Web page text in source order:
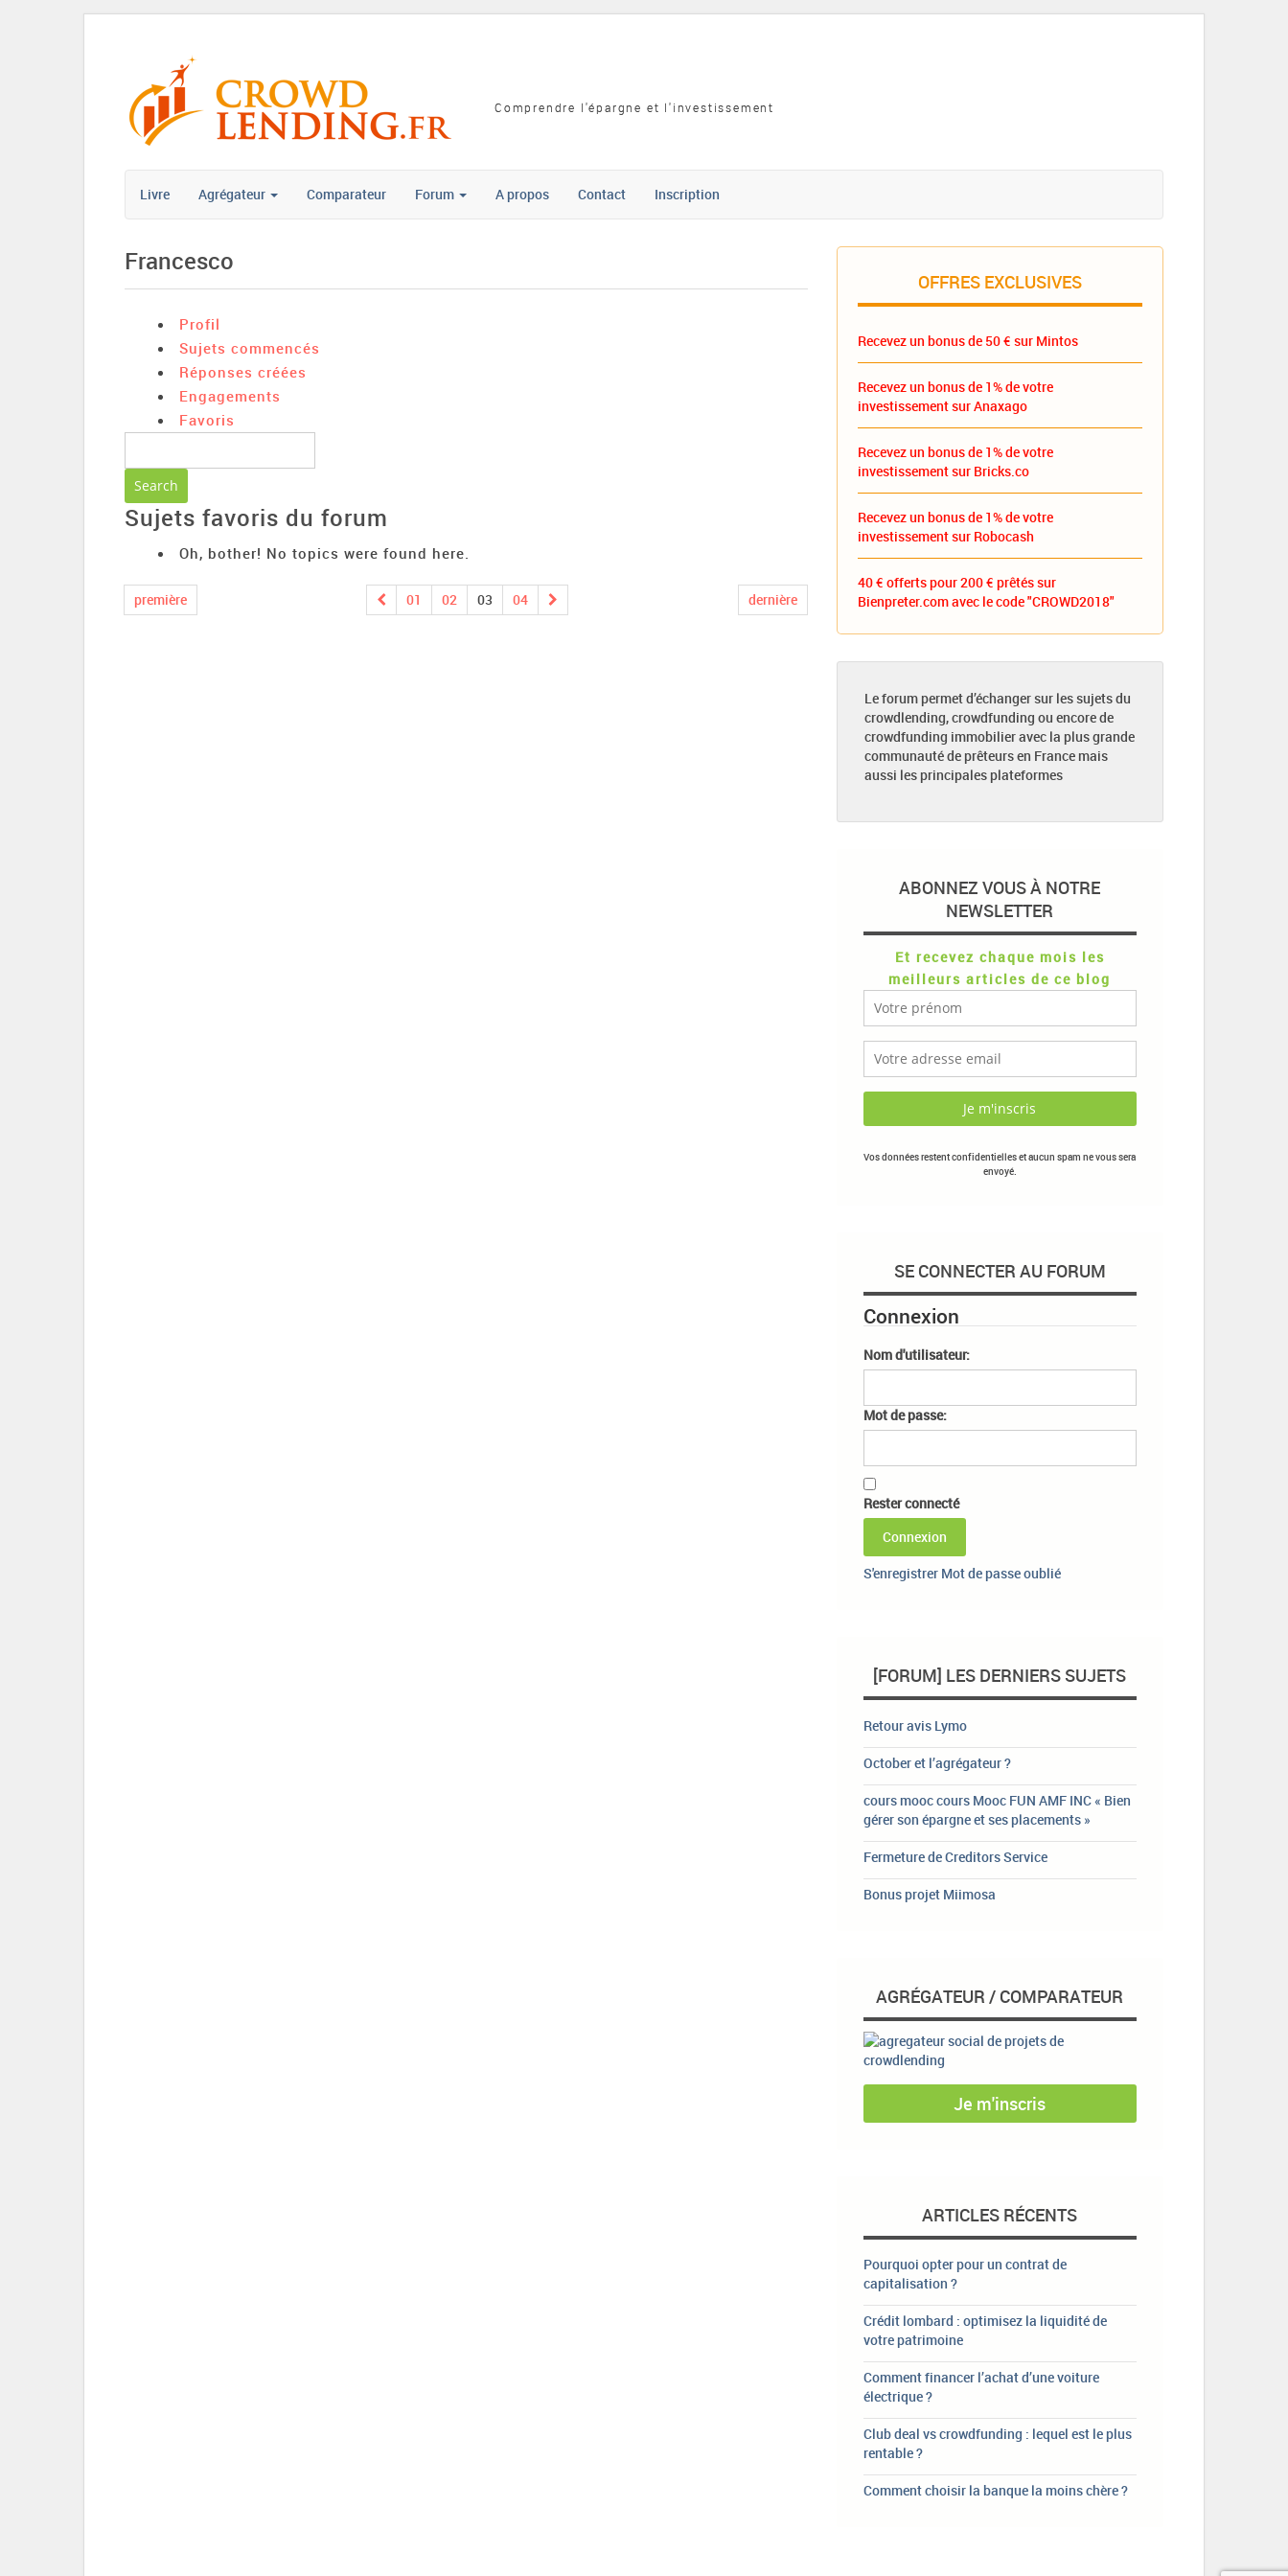
Comprendre l'épargne et l'investissement
Livre Agrégateur Comparateur Forum A propos Contact Inscription
Francesco
Profil
Sujets commencés
Réponses créées
Engagements
Favoris
Sujets favoris du forum
Oh, bother! No topics were found here.
première 01 02 03 04 dernière
OFFRES EXCLUSIVES
Recevez un bonus de 50 € sur Mintos
Recevez un bonus de 1% de votre
investissement sur Anaxago
Recevez un bonus de 1% de votre
investissement sur Bricks.co
Recevez un bonus de 1% de votre
investissement sur Robocash
40 € offerts pour 200 € prêtés sur
Bienpreter.com avec le code "CROWD2018"
Le forum permet d’échanger sur les sujets du
crowdlending, crowdfunding ou encore de
crowdfunding immobilier avec la plus grande
communauté de prêteurs en France mais
aussi les principales plateformes
ABONNEZ VOUS À NOTRE
NEWSLETTER
Et recevez chaque mois les
meilleurs articles de ce blog
Vos données restent confidentielles et aucun spam ne vous sera
envoyé.
SE CONNECTER AU FORUM
Connexion
Nom d'utilisateur:
Mot de passe:
Rester connecté
Connexion
S'enregistrer Mot de passe oublié
[FORUM] LES DERNIERS SUJETS
Retour avis Lymo
October et l’agrégateur ?
cours mooc cours Mooc FUN AMF INC « Bien
gérer son épargne et ses placements »
Fermeture de Creditors Service
Bonus projet Miimosa
AGRÉGATEUR / COMPARATEUR
Je m'inscris
ARTICLES RÉCENTS
Pourquoi opter pour un contrat de
capitalisation ?
Crédit lombard : optimisez la liquidité de
votre patrimoine
Comment financer l’achat d’une voiture
électrique ?
Club deal vs crowdfunding : lequel est le plus
rentable ?
Comment choisir la banque la moins chère ?